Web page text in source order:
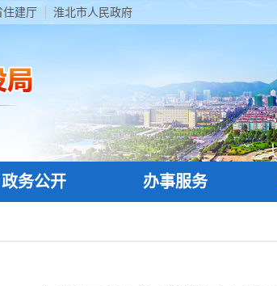
住建厅 淮北市人民政府
政务公开 办事服务